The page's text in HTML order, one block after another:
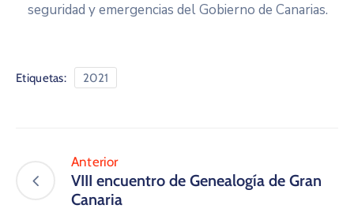
seguridad y emergencias del Gobierno de Canarias.
Etiquetas: 2021
Anterior
VIII encuentro de Genealogía de Gran
Canaria